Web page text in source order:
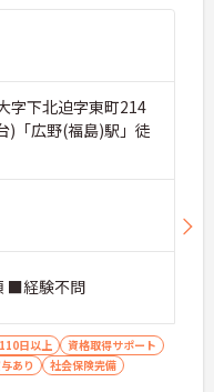
字下北迫字東町214
)「広野(福島)駅」徒
■経験不問
日以上
資格取得サポート
あり
社会保険完備